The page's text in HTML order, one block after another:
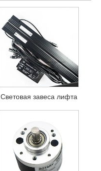
Световая завеса лифта